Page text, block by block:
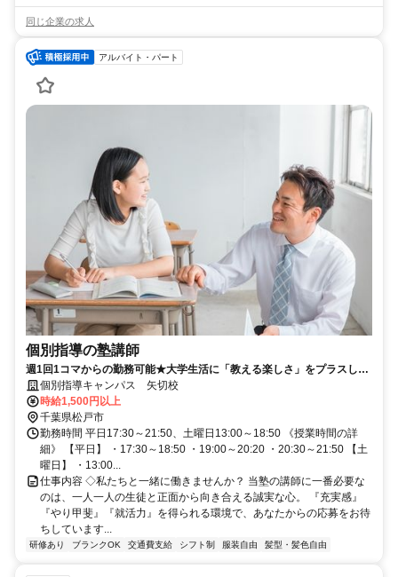
同じ企業の求人
アルバイト・パート
個別指導の塾講師
週1回1コマからの勤務可能★大学生活に「教える楽しさ」をプラスして
みませんか？
個別指導キャンパス 矢切校
時給1,500円以上
千葉県松戸市
勤務時間 平日17:30～21:50、土曜日13:00～18:50 《授業時間の詳
細》 【平日】 ・17:30～18:50 ・19:00～20:20 ・20:30～21:50 【土
曜日】 ・13:00...
仕事内容 ◇私たちと一緒に働きませんか？ 当塾の講師に一番必要な
のは、一人一人の生徒と正面から向き合える誠実な心。 『充実感』
『やり甲斐』『就活力』を得られる環境で、あなたからの応募をお待
ちしています...
研修あり ブランクOK 交通費支給 シフト制 服装自由 髪型・髪色自由